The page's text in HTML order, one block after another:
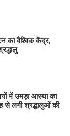
का वैश्विक केंद्र,
में उमड़ा आस्था का
से लगी श्रद्धालुओं की